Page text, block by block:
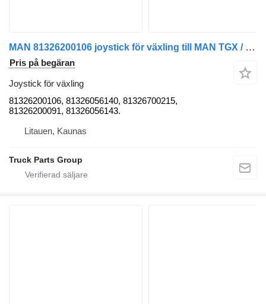
MAN 81326200106 joystick för växling till MAN TGX / TGS dragbil
Pris på begäran
Joystick för växling
81326200106, 81326056140, 81326700215,
81326200091, 81326056143.
Litauen, Kaunas
Truck Parts Group